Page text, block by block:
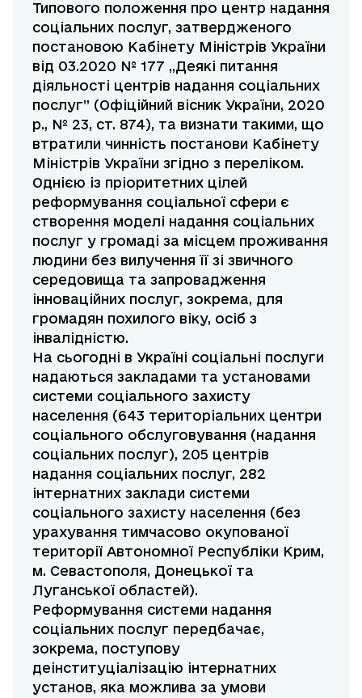
Типового положення про центр надання
соціальних послуг, затвердженого
постановою Кабінету Міністрів України
від 03.2020 № 177 „Деякі питання
діяльності центрів надання соціальних
послуг” (Офіційний вісник України, 2020
р., № 23, ст. 874), та визнати такими, що
втратили чинність постанови Кабінету
Міністрів України згідно з переліком.
Однією із пріоритетних цілей
реформування соціальної сфери є
створення моделі надання соціальних
послуг у громаді за місцем проживання
людини без вилучення її зі звичного
середовища та запровадження
інноваційних послуг, зокрема, для
громадян похилого віку, осіб з
інвалідністю.
На сьогодні в Україні соціальні послуги
надаються закладами та установами
системи соціального захисту
населення (643 територіальних центри
соціального обслуговування (надання
соціальних послуг), 205 центрів
надання соціальних послуг, 282
інтернатних заклади системи
соціального захисту населення (без
урахування тимчасово окупованої
території Автономної Республіки Крим,
м. Севастополя, Донецької та
Луганської областей).
Реформування системи надання
соціальних послуг передбачає,
зокрема, поступову
деінституціалізацію інтернатних
установ, яка можлива за умови